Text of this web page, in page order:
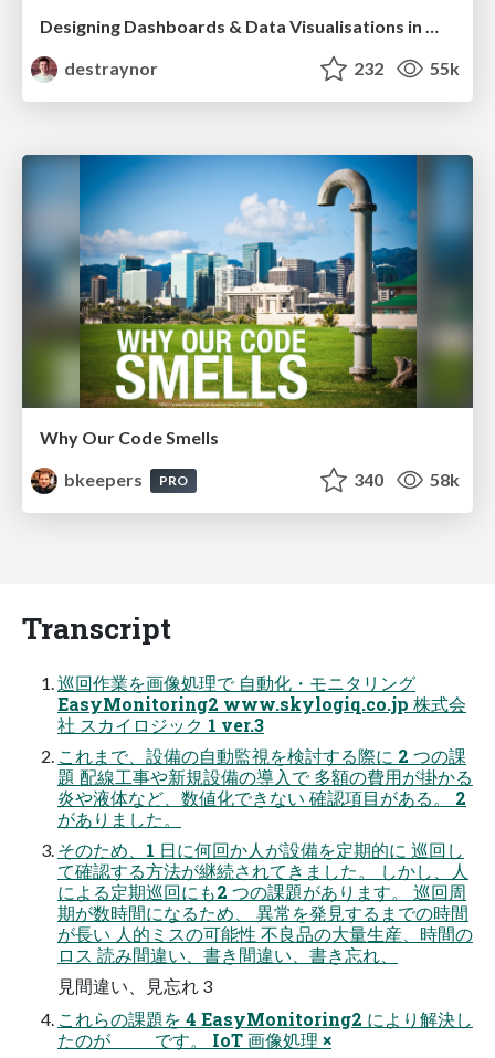
Designing Dashboards & Data Visualisations in Web Apps
destraynor
232 55k
Why Our Code Smells
bkeepers
PRO 340 58k
Transcript
巡回作業を画像処理で 自動化・モニタリング
EasyMonitoring2 www.skylogiq.co.jp 株式会
社 スカイロジック 1 ver.3
これまで、設備の自動監視を検討する際に 2 つの課
題 配線工事や新規設備の導入で 多額の費用が掛かる
炎や液体など、数値化できない 確認項目がある。 2
がありました。
そのため、1 日に何回か人が設備を定期的に 巡回し
て確認する方法が継続されてきました。 しかし、人
による定期巡回にも2 つの課題があります。 巡回周
期が数時間になるため、 異常を発見するまでの時間
が長い 人的ミスの可能性 不良品の⼤量⽣産、時間の
ロス 読み間違い、書き間違い、書き忘れ、
見間違い、⾒忘れ 3
これらの課題を 4 EasyMonitoring2 により解決し
たのが です。 IoT 画像処理 ×